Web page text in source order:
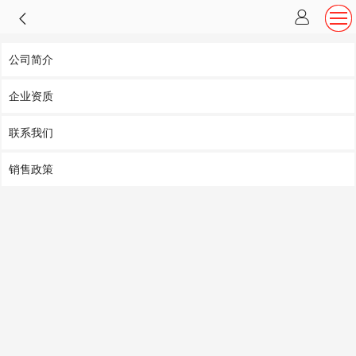
公司简介
企业资质
联系我们
销售政策